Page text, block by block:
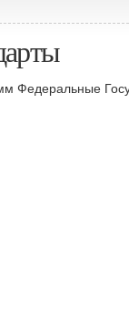
Федеральные